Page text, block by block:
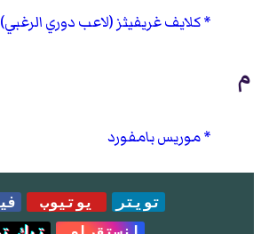
كلايف غريفيثز (لاعب دوري الرغبي)
م
موريس بامفورد
تويتر يوتيوب